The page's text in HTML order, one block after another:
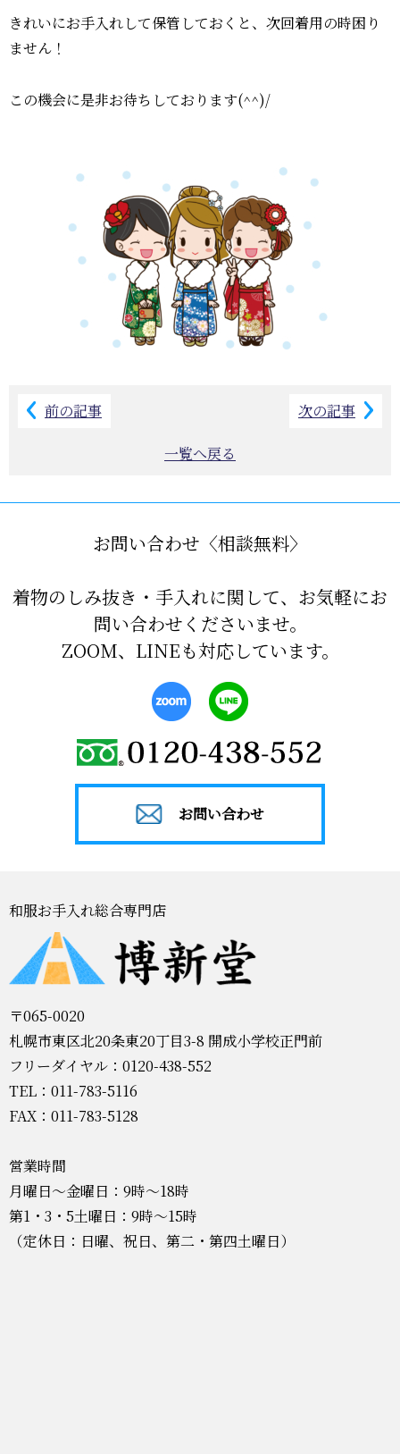
きれいにお手入れして保管しておくと、次回着用の時困り
ません！
この機会に是非お待ちしております(^^)/
前の記事 次の記事
一覧へ戻る
お問い合わせ〈相談無料〉
着物のしみ抜き・手入れに関して、お気軽にお
問い合わせくださいませ。
ZOOM、LINEも対応しています。
お問い合わせ
和服お手入れ総合専門店
〒065-0020
札幌市東区北20条東20丁目3-8 開成小学校正門前
フリーダイヤル：0120-438-552
TEL：011-783-5116
FAX：011-783-5128
営業時間
月曜日～金曜日：9時～18時
第1・3・5土曜日：9時～15時
（定休日：日曜、祝日、第二・第四土曜日）